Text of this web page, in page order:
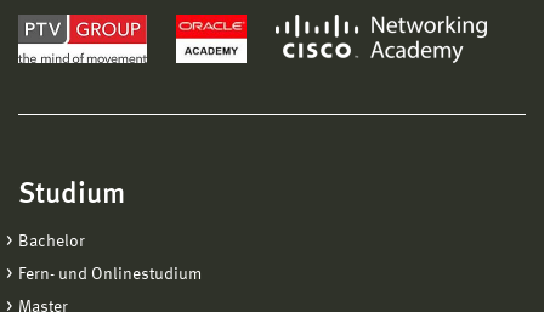
Studium
Bachelor
Fern- und Onlinestudium
Master